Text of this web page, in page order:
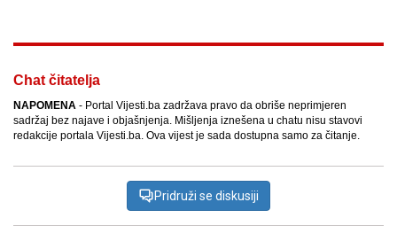
Chat čitatelja
NAPOMENA - Portal Vijesti.ba zadržava pravo da obriše neprimjeren
sadržaj bez najave i objašnjenja. Mišljenja iznešena u chatu nisu stavovi
redakcije portala Vijesti.ba. Ova vijest je sada dostupna samo za čitanje.
Pridruži se diskusiji